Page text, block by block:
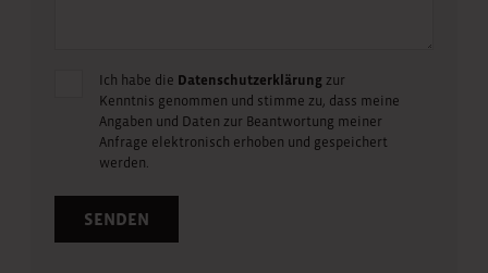
Ich habe die Datenschutzerklärung zur
Kenntnis genommen und stimme zu, dass meine
Angaben und Daten zur Beantwortung meiner
Anfrage elektronisch erhoben und gespeichert
werden.